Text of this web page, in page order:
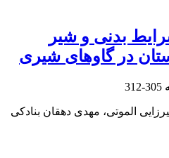
بدنی و شیر
در گاوهای شیری
305-312
الموتی، مهدی دهقان بنادکی